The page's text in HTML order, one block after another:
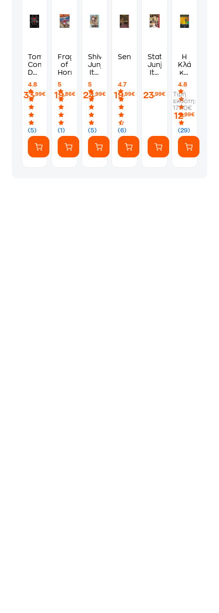
Tomie:
Complete
Deluxe
4.8
(5)
33,99€
Fragments
of
Horror
5
(1)
19,86€
Shiver:
Junji
Ito
Stories
5
(5)
24,99€
Sensor
4.7
(6)
19,99€
Statues:
Junji
Ito
Collection
23,99€
Η
Κλάρα
και
ήλιος
4.8
(29)
Τιμή
εκδότη:
17.70€
12,99€